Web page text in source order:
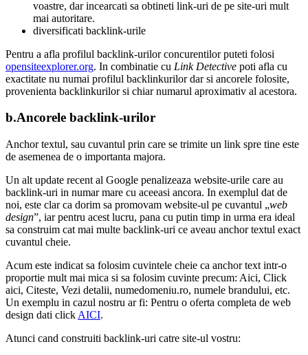
voastre, dar incearcati sa obtineti link-uri de pe site-uri mult
mai autoritare.
diversificati backlink-urile
Pentru a afla profilul backlink-urilor concurentilor puteti folosi
opensiteexplorer.org. In combinatie cu Link Detective poti afla cu
exactitate nu numai profilul backlinkurilor dar si ancorele folosite,
provenienta backlinkurilor si chiar numarul aproximativ al acestora.
b.Ancorele backlink-urilor
Anchor textul, sau cuvantul prin care se trimite un link spre tine este
de asemenea de o importanta majora.
Un alt update recent al Google penalizeaza website-urile care au
backlink-uri in numar mare cu aceeasi ancora. In exemplul dat de
noi, este clar ca dorim sa promovam website-ul pe cuvantul „web
design”, iar pentru acest lucru, pana cu putin timp in urma era ideal
sa construim cat mai multe backlink-uri ce aveau anchor textul exact
cuvantul cheie.
Acum este indicat sa folosim cuvintele cheie ca anchor text intr-o
proportie mult mai mica si sa folosim cuvinte precum: Aici, Click
aici, Citeste, Vezi detalii, numedomeniu.ro, numele brandului, etc.
Un exemplu in cazul nostru ar fi: Pentru o oferta completa de web
design dati click AICI.
Atunci cand construiti backlink-uri catre site-ul vostru: